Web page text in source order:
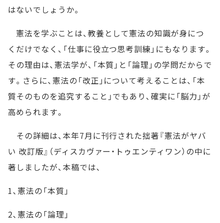
はないでしょうか。
憲法を学ぶことは、教養として憲法の知識が身につ
くだけでなく、「仕事に役立つ思考訓練」にもなります。
その理由は、憲法学が、「本質」と「論理」の学問だからで
す。さらに、憲法の「改正」について考えることは、「本
質そのものを追究すること」でもあり、確実に「脳力」が
高められます。
その詳細は、本年7月に刊行された拙著『憲法がヤバ
い 改訂版』（ディスカヴァー・トゥエンティワン）の中に
著しましたが、本稿では、
1、憲法の「本質」
2、憲法の「論理」